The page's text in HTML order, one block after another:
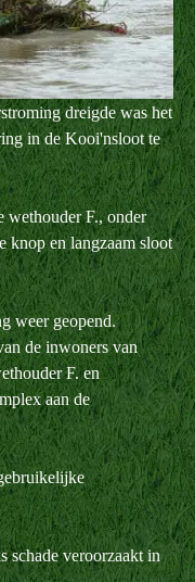
dreigde was het
in de Kooi'nsloot te
wethouder F., onder
knop en langzaam sloot
weer geopend.
de inwoners van
F. en
aan de
schade veroorzaakt in